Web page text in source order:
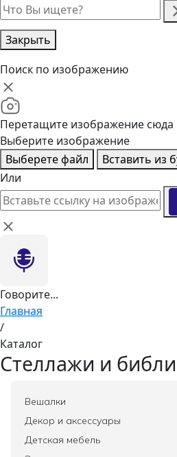
Закрыть
Поиск по изображению
Перетащите изображение сюда
Выберите изображение
Выберете файл
Вставить из
Или
Говорите...
Главная
/
Каталог
Стеллажи и
Вешалки
Все
Декор и аксессуары
Все
Детская мебель